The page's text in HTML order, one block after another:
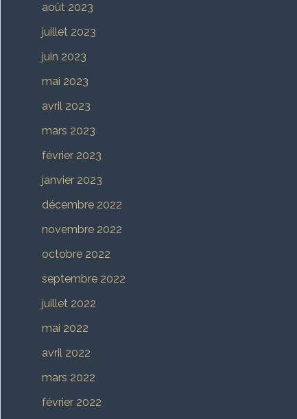
août 2023
juillet 2023
juin 2023
mai 2023
avril 2023
mars 2023
février 2023
janvier 2023
décembre 2022
novembre 2022
octobre 2022
septembre 2022
juillet 2022
mai 2022
avril 2022
mars 2022
février 2022